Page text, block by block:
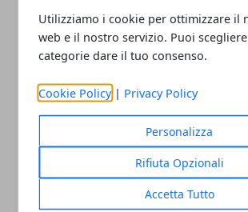
Utilizziamo i cookie per ottimizzare il
web e il nostro servizio. Puoi
categorie dare il tuo consenso.
Cookie Policy | Privacy Policy
Personalizza
Rifiuta Opzionali
Accetta Tutto
Oppure, se siete degli sportivi,
bisogno di accessori come iportasci
perfetti per portare con voi le vostre
Whatsapp